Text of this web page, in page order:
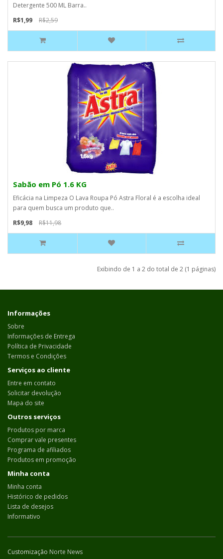
Detergente 500 ML Barra..
R$1,99
R$2,59
Sabão em Pó 1.6 KG
Eficácia na Limpeza O Lava Roupa Pó Astra Floral é a escolha ideal
para quem busca um produto que..
R$9,98
R$11,98
Exibindo de 1 a 2 do total de 2 (1 páginas)
Informações
Sobre
Informações de Entrega
Política de Privacidade
Termos e Condições
Serviços ao cliente
Entre em contato
Solicitar devolução
Mapa do site
Outros serviços
Produtos por marca
Comprar vale presentes
Programa de afiliados
Produtos em promoção
Minha conta
Minha conta
Histórico de pedidos
Lista de desejos
Informativo
Customização Norte News